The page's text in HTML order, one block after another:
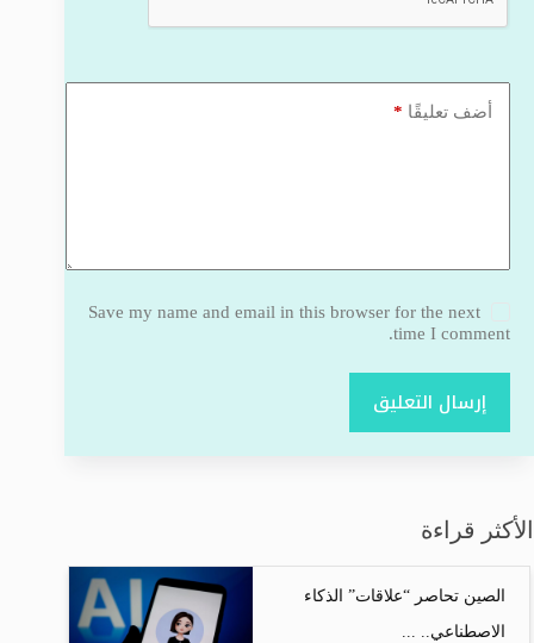
أضف تعليقًا *
Save my name and email in this browser for the next
time I comment.
إرسال التعليق
الأكثر قراءة
الصين تحاصر “علاقات” الذكاء
الاصطناعي.. ...